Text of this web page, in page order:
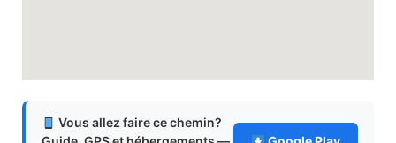
Vous allez faire ce chemin?